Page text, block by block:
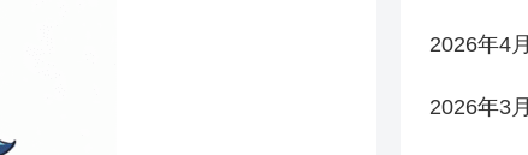
2026年4月
2026年3月